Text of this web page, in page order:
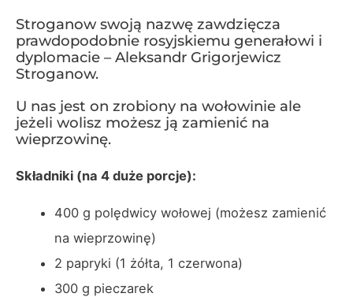
Stroganow swoją nazwę zawdzięcza
prawdopodobnie rosyjskiemu generałowi i
dyplomacie – Aleksandr Grigorjewicz
Stroganow.
U nas jest on zrobiony na wołowinie ale
jeżeli wolisz możesz ją zamienić na
wieprzowinę.
Składniki (na 4 duże porcje):
400 g polędwicy wołowej (możesz zamienić
na wieprzowinę)
2 papryki (1 żółta, 1 czerwona)
300 g pieczarek